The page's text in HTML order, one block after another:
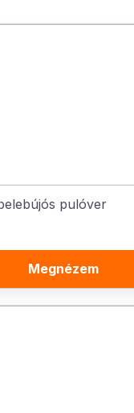
pulóver
Megnézem